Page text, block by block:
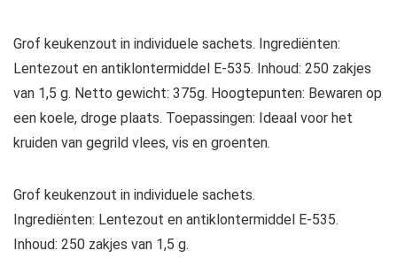
Grof keukenzout in individuele sachets. Ingrediënten:
Lentezout en antiklontermiddel E-535. Inhoud: 250 zakjes
van 1,5 g. Netto gewicht: 375g. Hoogtepunten: Bewaren op
een koele, droge plaats. Toepassingen: Ideaal voor het
kruiden van gegrild vlees, vis en groenten.
Grof keukenzout in individuele sachets.
Ingrediënten: Lentezout en antiklontermiddel E-535.
Inhoud: 250 zakjes van 1,5 g.